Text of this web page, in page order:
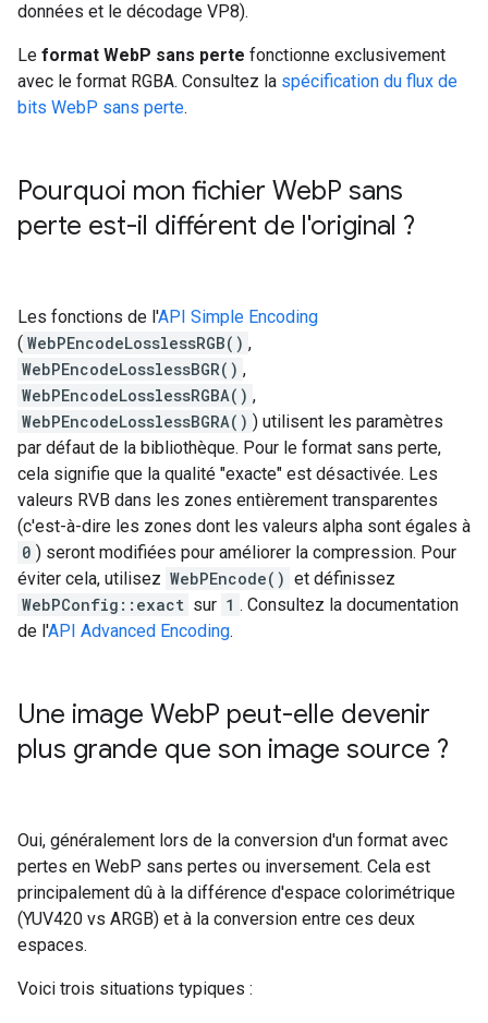
données et le décodage VP8).
Le format WebP sans perte fonctionne exclusivement
avec le format RGBA. Consultez la spécification du flux de
bits WebP sans perte.
Pourquoi mon fichier WebP sans
perte est-il différent de l'original ?
Les fonctions de l'API Simple Encoding
( WebPEncodeLosslessRGB() ,
WebPEncodeLosslessBGR() ,
WebPEncodeLosslessRGBA() ,
WebPEncodeLosslessBGRA() ) utilisent les paramètres
par défaut de la bibliothèque. Pour le format sans perte,
cela signifie que la qualité "exacte" est désactivée. Les
valeurs RVB dans les zones entièrement transparentes
(c'est-à-dire les zones dont les valeurs alpha sont égales à
0 ) seront modifiées pour améliorer la compression. Pour
éviter cela, utilisez WebPEncode() et définissez
WebPConfig::exact sur 1 . Consultez la documentation
de l'API Advanced Encoding.
Une image WebP peut-elle devenir
plus grande que son image source ?
Oui, généralement lors de la conversion d'un format avec
pertes en WebP sans pertes ou inversement. Cela est
principalement dû à la différence d'espace colorimétrique
(YUV420 vs ARGB) et à la conversion entre ces deux
espaces.
Voici trois situations typiques :